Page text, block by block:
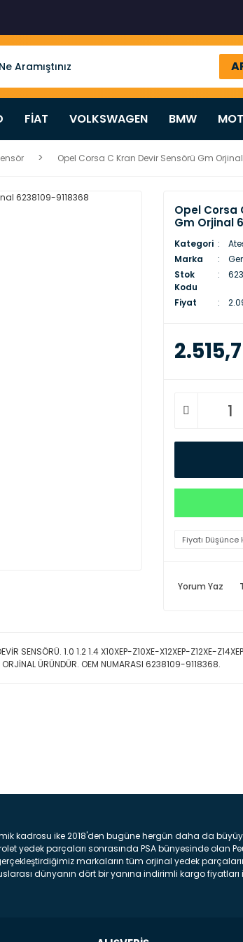
FİAT VOLKSWAGEN BMW
Opel Corsa C Kran Devir Sensörü Gm
Opel Corsa
Gm Orjinal
Kategori
Marka
Stok
Kodu
Fiyat
Fiyatı Düşünce
Yorum Yaz
SENSÖRÜ. 1.0 1.2 1.4 X10XEP-Z10XE-X12XEP-Z12XE-
ORJİNAL ÜRÜNDÜR. OEM NUMARASI 6238109-9118368.
kadrosu ike 2018'den bugüne hergün daha da
yedek parçaları sonrasında PSA bünyesinde olan
markaların tüm orjinal yedek
dünyanın dört bir yanına indirimli kargo fiyatları
kısmında bulunan plastik darbe emici amacı ile
Diski : Aracımızın ön ve arka tekerlerinde bulunan